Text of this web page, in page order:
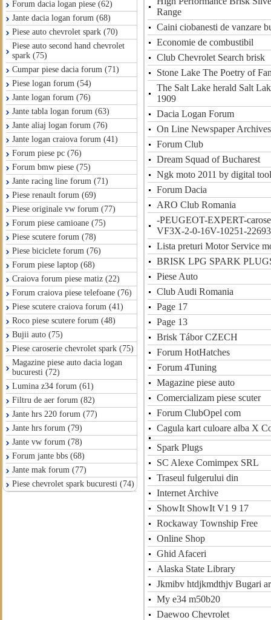
Forum dacia logan piese (62)
Jante dacia logan forum (68)
Piese auto chevrolet spark (70)
Piese auto second hand chevrolet
spark (75)
Cumpar piese dacia forum (71)
Piese logan forum (54)
Jante logan forum (76)
Jante tabla logan forum (63)
Jante aliaj logan forum (76)
Jante logan craiova forum (41)
Forum piese pc (76)
Forum bmw piese (75)
Jante racing line forum (71)
Piese renault forum (69)
Piese originale vw forum (77)
Forum piese camioane (75)
Piese scutere forum (78)
Piese biciclete forum (76)
Forum piese laptop (68)
Craiova forum piese matiz (22)
Forum craiova piese telefoane (76)
Piese scutere craiova forum (41)
Roco piese scutere forum (48)
Bujii auto (75)
Piese caroserie chevrolet spark (75)
Magazine piese auto dacia logan
bucuresti (72)
Lumina z34 forum (61)
Filtru de aer forum (82)
Jante hrs 220 forum (77)
Jante hrs forum (79)
Jante vw forum (78)
Forum jante bbs (68)
Jante mak forum (77)
Piese chevrolet spark bucuresti (74)
Range
Caini ciobanesti de vanzare
Economie de combustibil
Club Chevrolet Search brisk
Stone Lake The Poetry of
The Salt Lake herald Salt
1909
Dacia Logan Forum
On Line Newspaper
Forum Club
Dream Squad of Bucharest
Ngk moto 2011 by digital
Forum Dacia
ARO Club Romania
-PEUGEOT-EXPERT-
VF3X-2-0-16V-10251-22693
Lista preturi Motor Service
BRISK LPG SPARK
Piese Auto
Club Audi Romania
Page 17
Page 13
Brisk Tábor CZECH
Forum HotHatches
Forum 4Tuning
Magazine piese auto
Comercializam piese scuter
Forum ClubOpel com
Cagula kart culoare alba X
Spark Plugs
SC Alexe Comimpex SRL
Traseul fulgerului din
Internet Archive
ShowIt ShowIt V1 9 17
Rockaway Township Free
Online Shop
Ghid Afaceri
Alaska State Library
Jkmibv htdjkmdthjv Bugari
My e34 m50b20
Daewoo Chevrolet